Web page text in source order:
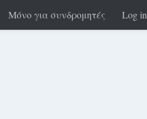
Μόνο για συνδρομητές Log in